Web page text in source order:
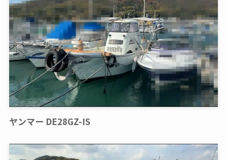
ヤンマー DE28GZ-IS